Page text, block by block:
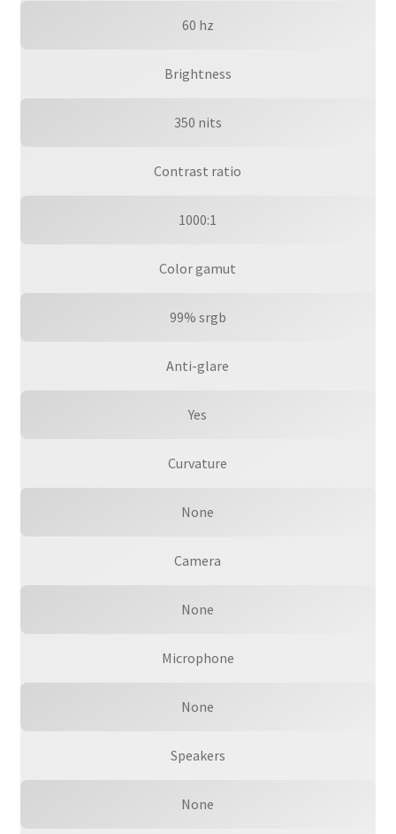
60 hz
Brightness
350 nits
Contrast ratio
1000:1
Color gamut
99% srgb
Anti-glare
Yes
Curvature
None
Camera
None
Microphone
None
Speakers
None